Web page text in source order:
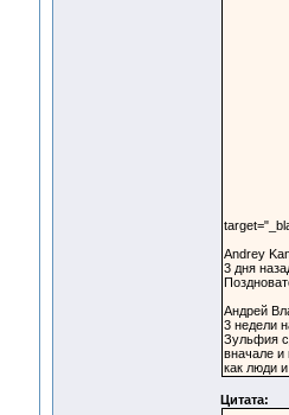
Andrey
3 дня
Андрей
3 недели
Зульфия
вначале и
как люди
Цитата: